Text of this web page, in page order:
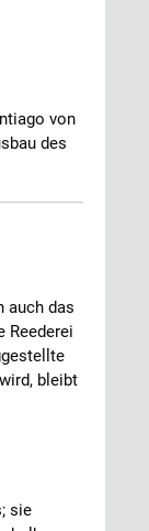
von
des
auch das
Reederei
bleibt
sie